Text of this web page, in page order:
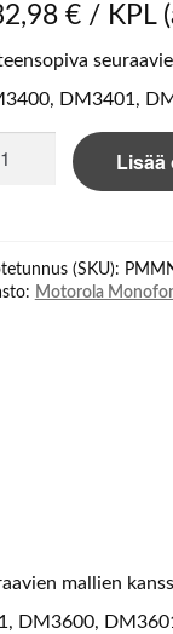
€/ KPL
DM3401,
(SKU):
Motorola
mallien
DM3600,